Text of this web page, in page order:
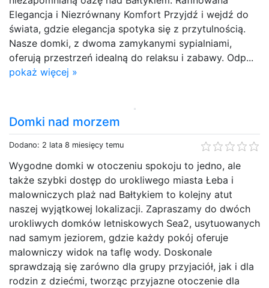
Elegancja i Niezrównany Komfort Przyjdź i wejdź do
świata, gdzie elegancja spotyka się z przytulnością.
Nasze domki, z dwoma zamykanymi sypialniami,
oferują przestrzeń idealną do relaksu i zabawy. Odp...
pokaż więcej »
Domki nad morzem
Dodano: 2 lata 8 miesięcy temu
Wygodne domki w otoczeniu spokoju to jedno, ale
także szybki dostęp do urokliwego miasta Łeba i
malowniczych plaż nad Bałtykiem to kolejny atut
naszej wyjątkowej lokalizacji. Zapraszamy do dwóch
urokliwych domków letniskowych Sea2, usytuowanych
nad samym jeziorem, gdzie każdy pokój oferuje
malowniczy widok na taflę wody. Doskonale
sprawdzają się zarówno dla grupy przyjaciół, jak i dla
rodzin z dziećmi, tworząc przyjazne otoczenie dla